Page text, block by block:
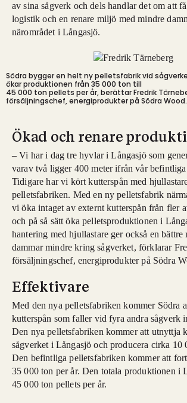
av sina sågverk och dels handlar det om att
logistik och en renare miljö med mindre
närområdet i Långasjö.
Södra bygger en helt ny pelletsfabrik vid
ökar produktionen från 35 000 ton till
45 000 ton pellets per år, berättar Fredrik
försäljningschef, energiprodukter på Södra Wood.
Ökad och renare
– Vi har i dag tre hyvlar i Långasjö som
varav två ligger 400 meter ifrån vår
Tidigare har vi kört kutterspån med
pelletsfabriken. Med en ny pelletsfabrik
vi öka intaget av externt kutterspån från fler
och på så sätt öka pelletsproduktionen i
hantering med hjullastare ger också en bättre
dammar mindre kring sågverket, förklarar
försäljningschef, energiprodukter på Södra
Effektivare
Med den nya pelletsfabriken kommer Södra
kutterspån som faller vid fyra andra sågverk
Den nya pelletsfabriken kommer att utnyttja
sågverket i Långasjö och producera cirka 10
Den befintliga pelletsfabriken kommer att
35 000 ton per år. Den totala produktionen i
45 000 ton pellets per år.